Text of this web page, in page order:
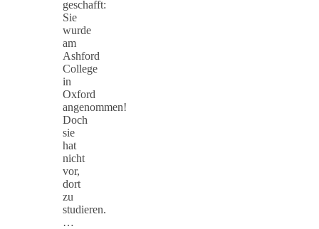
geschafft:
Sie
wurde
am
Ashford
College
in
Oxford
angenommen!
Doch
sie
hat
nicht
vor,
dort
zu
studieren.
…